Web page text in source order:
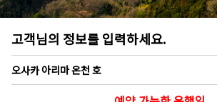
고객님의 정보를 입력하세요.
오사카 아리마 온천 호